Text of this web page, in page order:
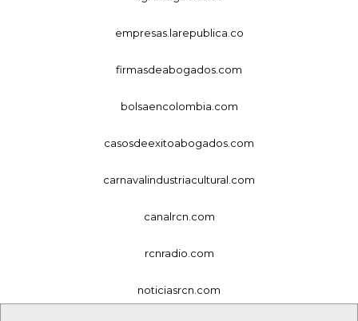
empresas.larepublica.co
firmasdeabogados.com
bolsaencolombia.com
casosdeexitoabogados.com
carnavalindustriacultural.com
canalrcn.com
rcnradio.com
noticiasrcn.com